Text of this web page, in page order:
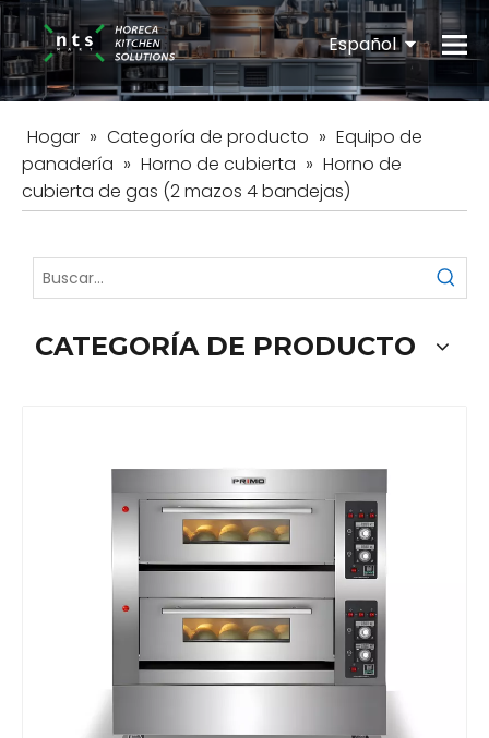
Español
English
Hogar » Categoría de producto » Equipo de
panadería » Horno de cubierta » Horno de
cubierta de gas (2 mazos 4 bandejas)
CATEGORÍA DE PRODUCTO